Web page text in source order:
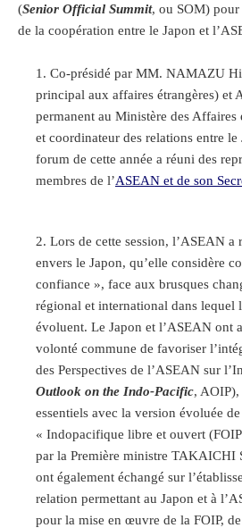
(Senior Official Summit, ou SOM) pour
de la coopération entre le Japon et
Co-présidé par MM. NAMAZU
principal aux affaires étrangères) et
permanent au Ministère des Affaires
et coordinateur des relations entre
forum de cette année a réuni des
membres de l’ASEAN et de son
Lors de cette session, l’ASEAN a
envers le Japon, qu’elle considère
confiance », face aux brusques
régional et international dans lequel
évoluent. Le Japon et l’ASEAN ont
volonté commune de favoriser
des Perspectives de l’ASEAN sur
Outlook on the Indo-Pacific,
essentiels avec la version évoluée
« Indopacifique libre et ouvert
par la Première ministre TAKAICHI
ont également échangé sur
relation permettant au Japon et à
pour la mise en œuvre de la FOIP,